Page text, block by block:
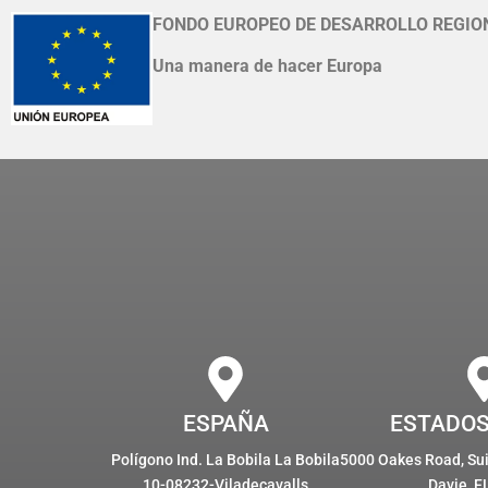
FONDO EUROPEO DE DESARROLLO
Una manera de hacer Europa
ESPAÑA
Polígono Ind. La Bobila La Bobila5000 Oakes Road,